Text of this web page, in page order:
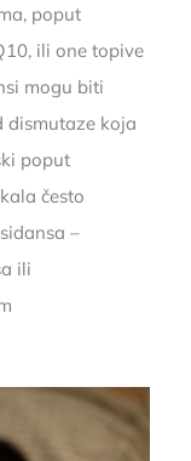
poput
ili one topive
mogu biti
dismutaze koja
poput
često
–
ili